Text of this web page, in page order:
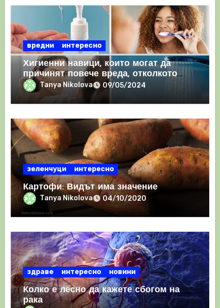
вредни интересно
Хигиенни навици, които могат да
причинят повече вреда, отколкото
ползаTanya Nikolova 09/05/2024
зеленчуци интересно
Картофи: Видът има значение
Tanya Nikolova 04/10/2020
здраве интересно новини
Колко е лесно да кажете сбогом на
рака